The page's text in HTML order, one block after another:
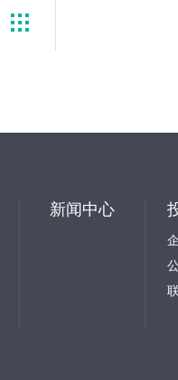
新闻中心